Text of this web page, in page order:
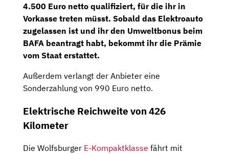
4.500 Euro netto qualifiziert, für die ihr in
Vorkasse treten müsst. Sobald das Elektroauto
zugelassen ist und ihr den Umweltbonus beim
BAFA beantragt habt, bekommt ihr die Prämie
vom Staat erstattet.
Außerdem verlangt der Anbieter eine
Sonderzahlung von 990 Euro netto.
Elektrische Reichweite von 426
Kilometer
Die Wolfsburger E-Kompaktklasse fährt mit